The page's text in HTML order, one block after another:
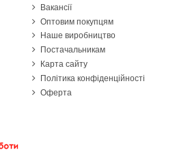
Вакансії
Оптовим покупцям
Наше виробництво
Постачальникам
Карта сайту
Політика конфіденційності
Оферта